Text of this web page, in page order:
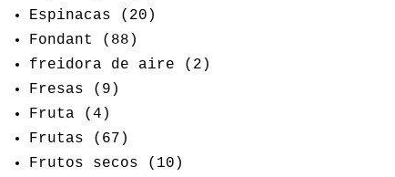
Espinacas
(20)
Fondant
(88)
freidora de aire
(2)
Fresas
(9)
Fruta
(4)
Frutas
(67)
Frutos secos
(10)